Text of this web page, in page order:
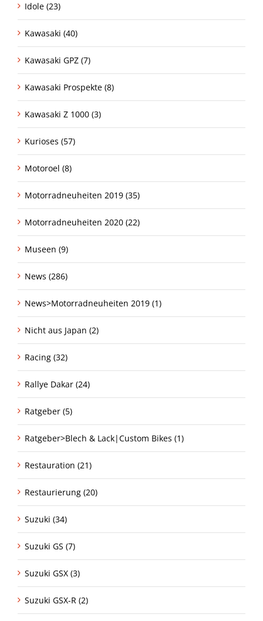
Idole (23)
Kawasaki (40)
Kawasaki GPZ (7)
Kawasaki Prospekte (8)
Kawasaki Z 1000 (3)
Kurioses (57)
Motoroel (8)
Motorradneuheiten 2019 (35)
Motorradneuheiten 2020 (22)
Museen (9)
News (286)
News>Motorradneuheiten 2019 (1)
Nicht aus Japan (2)
Racing (32)
Rallye Dakar (24)
Ratgeber (5)
Ratgeber>Blech & Lack|Custom Bikes (1)
Restauration (21)
Restaurierung (20)
Suzuki (34)
Suzuki GS (7)
Suzuki GSX (3)
Suzuki GSX-R (2)